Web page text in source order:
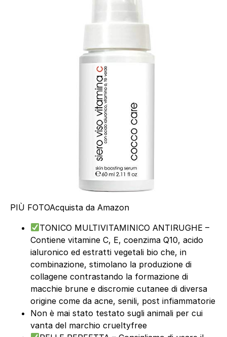
PIÙ FOTOAcquista da Amazon
TONICO MULTIVITAMINICO ANTIRUGHE –
Contiene vitamine C, E, coenzima Q10, acido
ialuronico ed estratti vegetali bio che, in
combinazione, stimolano la produzione di
collagene contrastando la formazione di
macchie brune e discromie cutanee di diversa
origine come da acne, senili, post infiammatorie
Non è mai stato testato sugli animali per cui
vanta del marchio crueltyfree